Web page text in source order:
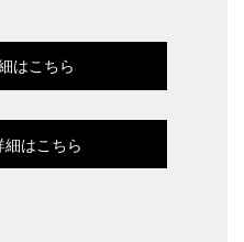
はこちら
細はこちら